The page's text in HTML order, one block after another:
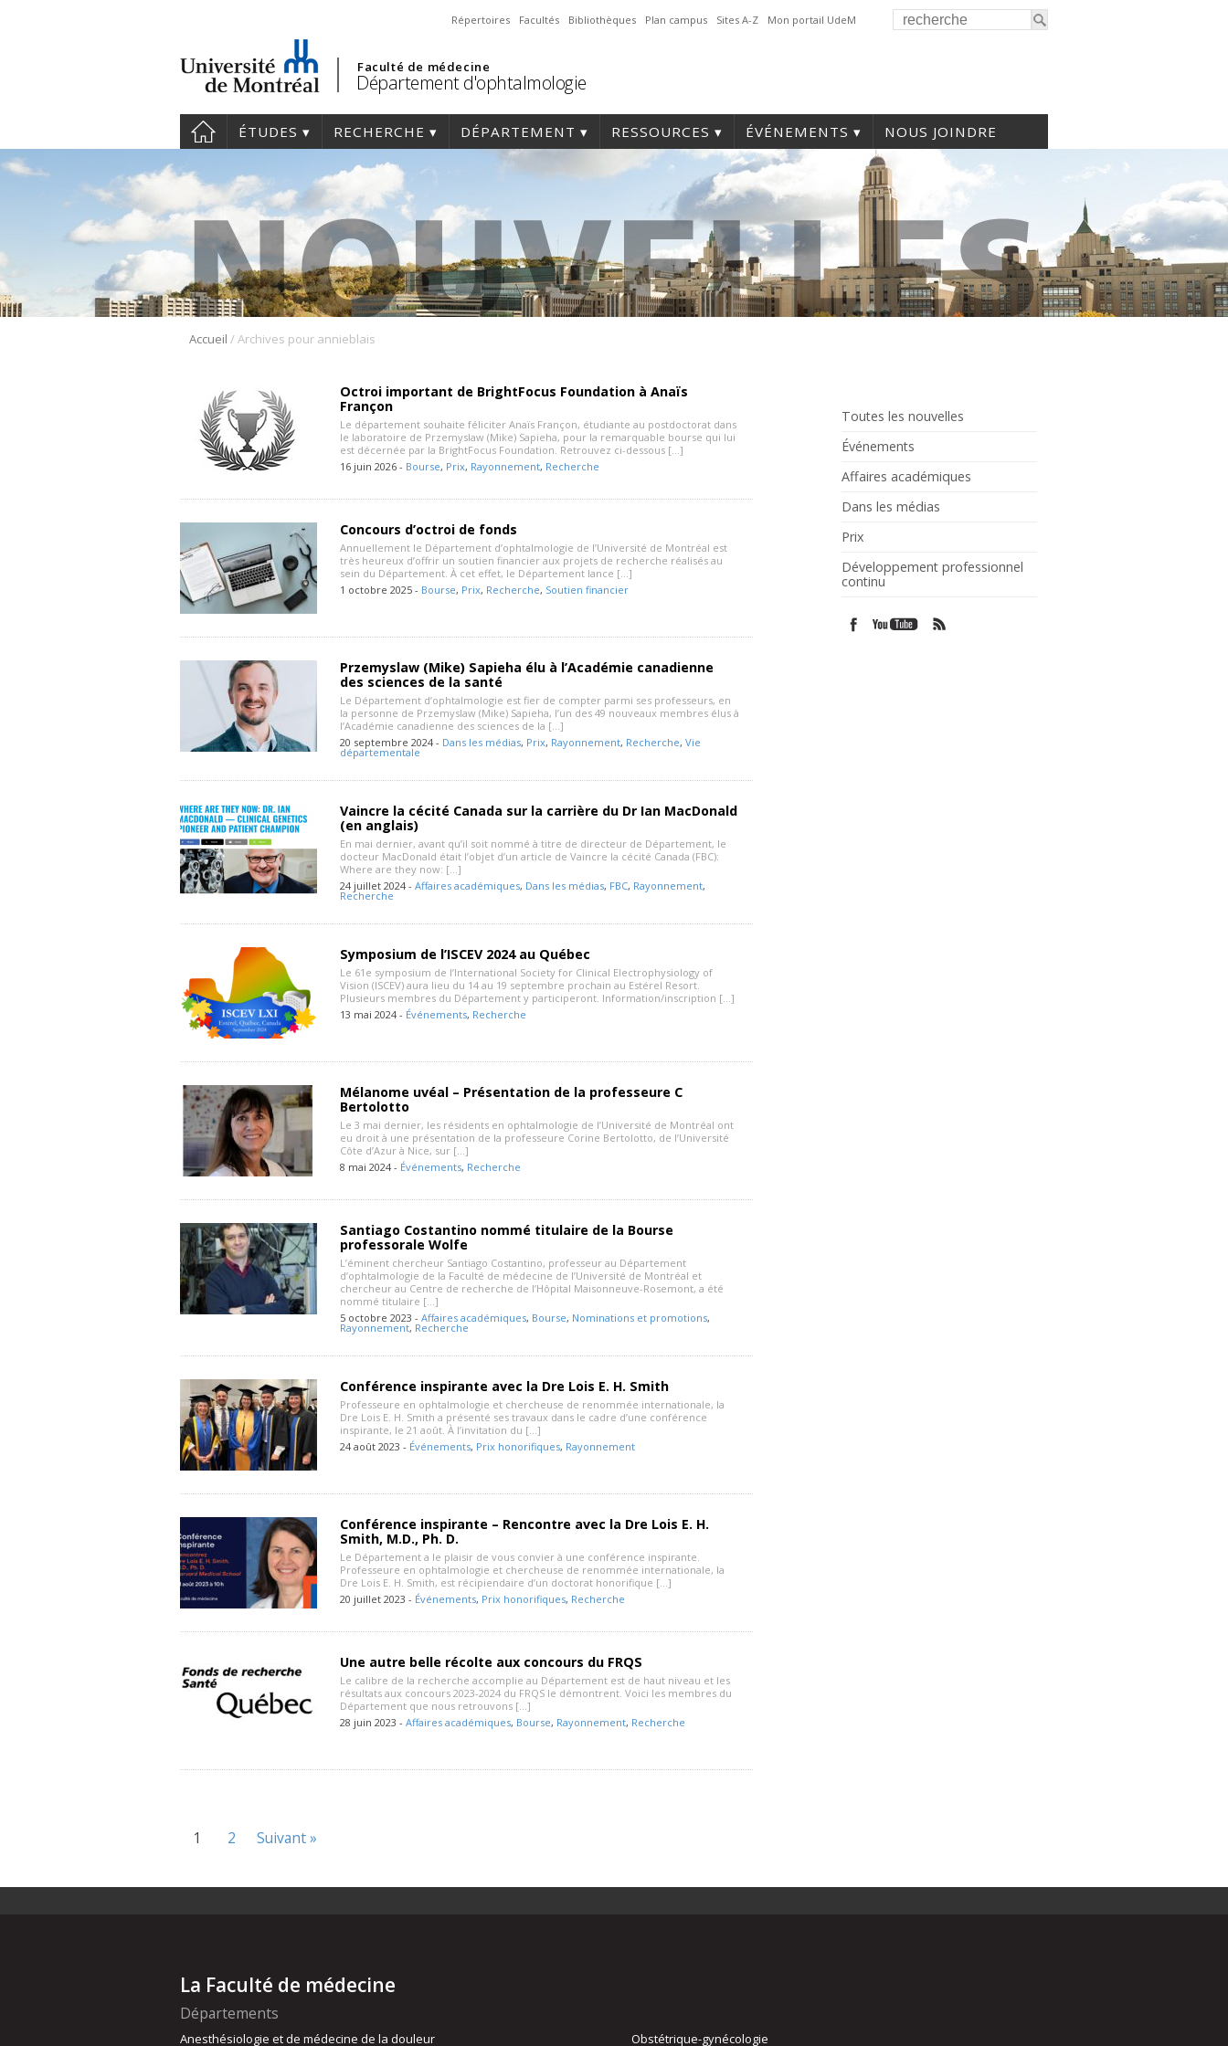
Répertoires Facultés Bibliothèques Plan campus Sites A-Z Mon portail UdeM
Faculté de médecine
Département d'ophtalmologie
ÉTUDES RECHERCHE DÉPARTEMENT RESSOURCES ÉVÉNEMENTS NOUS JOINDRE
Accueil /Archives pour annieblais
Octroi important de BrightFocus Foundation à Anaïs
Françon
Le département souhaite féliciter Anaïs Françon, étudiante au postdoctorat dans
le laboratoire de Przemyslaw (Mike) Sapieha, pour la remarquable bourse qui lui
est décernée par la BrightFocus Foundation. Retrouvez ci-dessous […]
16 juin 2026 - Bourse, Prix, Rayonnement, Recherche
Concours d’octroi de fonds
Annuellement le Département d’ophtalmologie de l’Université de Montréal est
très heureux d’offrir un soutien financier aux projets de recherche réalisés au
sein du Département. À cet effet, le Département lance […]
1 octobre 2025 - Bourse, Prix, Recherche, Soutien financier
Przemyslaw (Mike) Sapieha élu à l’Académie canadienne
des sciences de la santé
Le Département d’ophtalmologie est fier de compter parmi ses professeurs, en
la personne de Przemyslaw (Mike) Sapieha, l’un des 49 nouveaux membres élus à
l’Académie canadienne des sciences de la […]
20 septembre 2024 - Dans les médias, Prix, Rayonnement, Recherche, Vie
départementale
Vaincre la cécité Canada sur la carrière du Dr Ian MacDonald
(en anglais)
En mai dernier, avant qu’il soit nommé à titre de directeur de Département, le
docteur MacDonald était l’objet d’un article de Vaincre la cécité Canada (FBC):
Where are they now: […]
24 juillet 2024 - Affaires académiques, Dans les médias, FBC, Rayonnement,
Recherche
Symposium de l’ISCEV 2024 au Québec
Le 61e symposium de l’International Society for Clinical Electrophysiology of
Vision (ISCEV) aura lieu du 14 au 19 septembre prochain au Estérel Resort.
Plusieurs membres du Département y participeront. Information/inscription […]
13 mai 2024 - Événements, Recherche
Mélanome uvéal – Présentation de la professeure C
Bertolotto
Le 3 mai dernier, les résidents en ophtalmologie de l’Université de Montréal ont
eu droit à une présentation de la professeure Corine Bertolotto, de l’Université
Côte d’Azur à Nice, sur […]
8 mai 2024 - Événements, Recherche
Santiago Costantino nommé titulaire de la Bourse
professorale Wolfe
L’éminent chercheur Santiago Costantino, professeur au Département
d’ophtalmologie de la Faculté de médecine de l’Université de Montréal et
chercheur au Centre de recherche de l’Hôpital Maisonneuve-Rosemont, a été
nommé titulaire […]
5 octobre 2023 - Affaires académiques, Bourse, Nominations et promotions,
Rayonnement, Recherche
Conférence inspirante avec la Dre Lois E. H. Smith
Professeure en ophtalmologie et chercheuse de renommée internationale, la
Dre Lois E. H. Smith a présenté ses travaux dans le cadre d’une conférence
inspirante, le 21 août. À l’invitation du […]
24 août 2023 - Événements, Prix honorifiques, Rayonnement
Conférence inspirante – Rencontre avec la Dre Lois E. H.
Smith, M.D., Ph. D.
Le Département a le plaisir de vous convier à une conférence inspirante.
Professeure en ophtalmologie et chercheuse de renommée internationale, la
Dre Lois E. H. Smith, est récipiendaire d’un doctorat honorifique […]
20 juillet 2023 - Événements, Prix honorifiques, Recherche
Une autre belle récolte aux concours du FRQS
Le calibre de la recherche accomplie au Département est de haut niveau et les
résultats aux concours 2023-2024 du FRQS le démontrent. Voici les membres du
Département que nous retrouvons […]
28 juin 2023 - Affaires académiques, Bourse, Rayonnement, Recherche
1 2 Suivant »
Toutes les nouvelles
Événements
Affaires académiques
Dans les médias
Prix
Développement professionnel
continu
La Faculté de médecine
Départements
Anesthésiologie et de médecine de la douleur Obstétrique-gynécologie